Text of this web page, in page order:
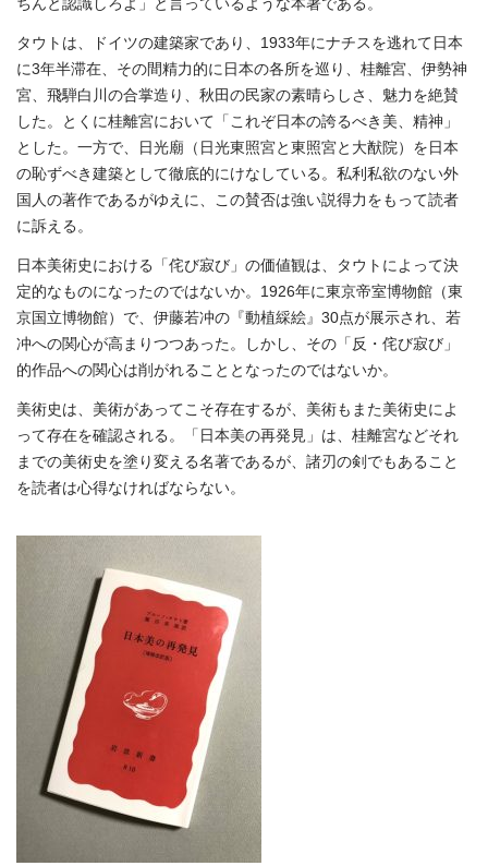
no.185
タウトは、ドイツの建築家であり、1933年にナチスを逃れて日本
に3年半滞在、その間精力的に日本の各所を巡り、桂離宮、伊勢神
宮、飛騨白川の合掌造り、秋田の民家の素晴らしさ、魅力を絶賛
した。とくに桂離宮において「これぞ日本の誇るべき美、精神」
とした。一方で、日光廟（日光東照宮と東照宮と大猷院）を日本
の恥ずべき建築として徹底的にけなしている。私利私欲のない外
国人の著作であるがゆえに、この賛否は強い説得力をもって読者
に訴える。
日本美術史における「侘び寂び」の価値観は、タウトによって決
定的なものになったのではないか。1926年に東京帝室博物館（東
京国立博物館）で、伊藤若冲の『動植綵絵』30点が展示され、若
冲への関心が高まりつつあった。しかし、その「反・侘び寂び」
的作品への関心は削がれることとなったのではないか。
美術史は、美術があってこそ存在するが、美術もまた美術史によ
って存在を確認される。「日本美の再発見」は、桂離宮などそれ
までの美術史を塗り変える名著であるが、諸刃の剣でもあること
を読者は心得なければならない。